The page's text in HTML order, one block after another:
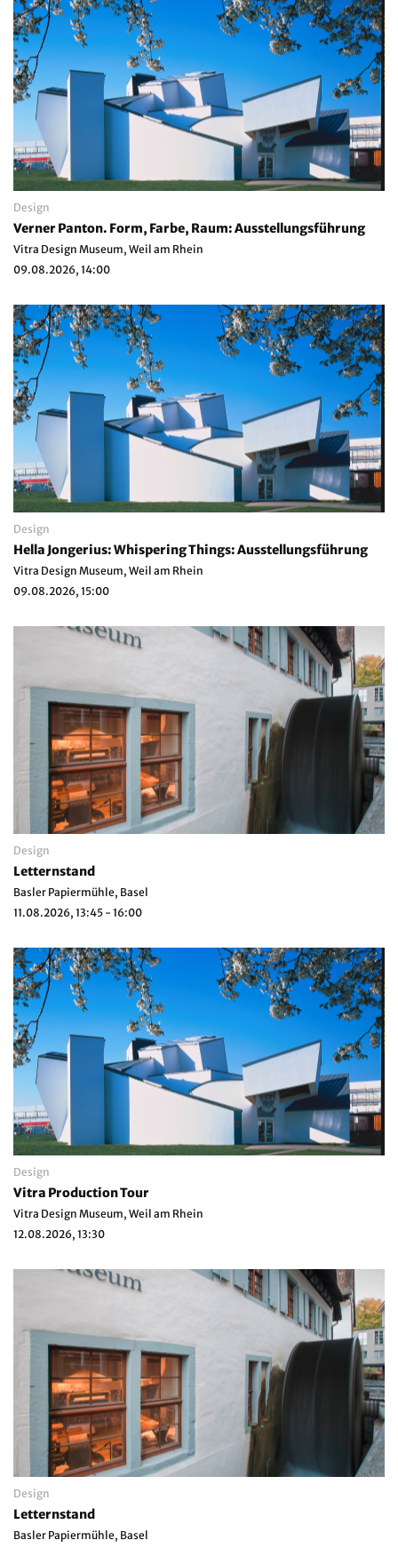
Design
Verner Panton. Form, Farbe, Raum: Ausstellungsführung
Vitra Design Museum, Weil am Rhein
09.08.2026, 14:00
Design
Hella Jongerius: Whispering Things: Ausstellungsführung
Vitra Design Museum, Weil am Rhein
09.08.2026, 15:00
Design
Letternstand
Basler Papiermühle, Basel
11.08.2026, 13:45 - 16:00
Design
Vitra Production Tour
Vitra Design Museum, Weil am Rhein
12.08.2026, 13:30
Design
Letternstand
Basler Papiermühle, Basel